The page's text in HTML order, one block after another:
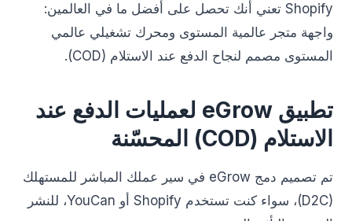
Shopify تعني أنك تحصل على أفضل ما في العالمين:
واجهة متجر عالمية المستوى ومحرك تشغيلي عالمي
المستوى مصمم لنجاح الدفع عند الاستلام (COD).
تطبيق eGrow لعمليات الدفع عند
الاستلام (COD) المحسّنة
تم تصميم دمج eGrow في سير عملك المباشر للمستهلك
(D2C)، سواء كنت تستخدم Shopify أو YouCan، للنشر